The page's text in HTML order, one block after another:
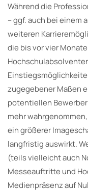
Während die
– ggf. auch bei einem
weiteren
die bis vor vier
zugegebener Maßen
potentiellen
mehr
ein größerer
langfristig auswirkt.
(teils vielleicht auch
Messeauftritte und
Medienpräsenz auf